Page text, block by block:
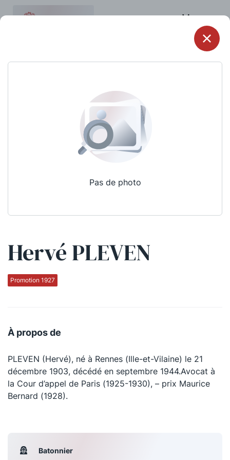
Menu
Pas de photo
Hervé PLEVEN
Promotion 1927
À propos de
PLEVEN (Hervé), né à Rennes (Ille-et-Vilaine) le 21
décembre 1903, décédé en septembre 1944.Avocat à
la Cour d’appel de Paris (1925-1930), – prix Maurice
Bernard (1928).
Batonnier
Qui sommes-nous ?
La Conférence
La Conférence
Le Concours de la Conférence